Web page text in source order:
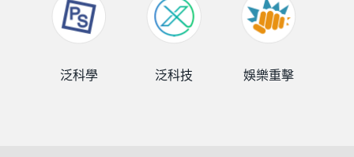
泛科學 泛科技 娛樂重擊